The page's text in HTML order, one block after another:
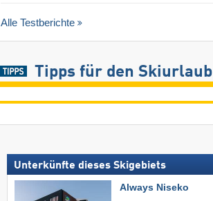
Alle Testberichte
Tipps für den Skiurlaub
Unterkünfte dieses Skigebiets
Always Niseko